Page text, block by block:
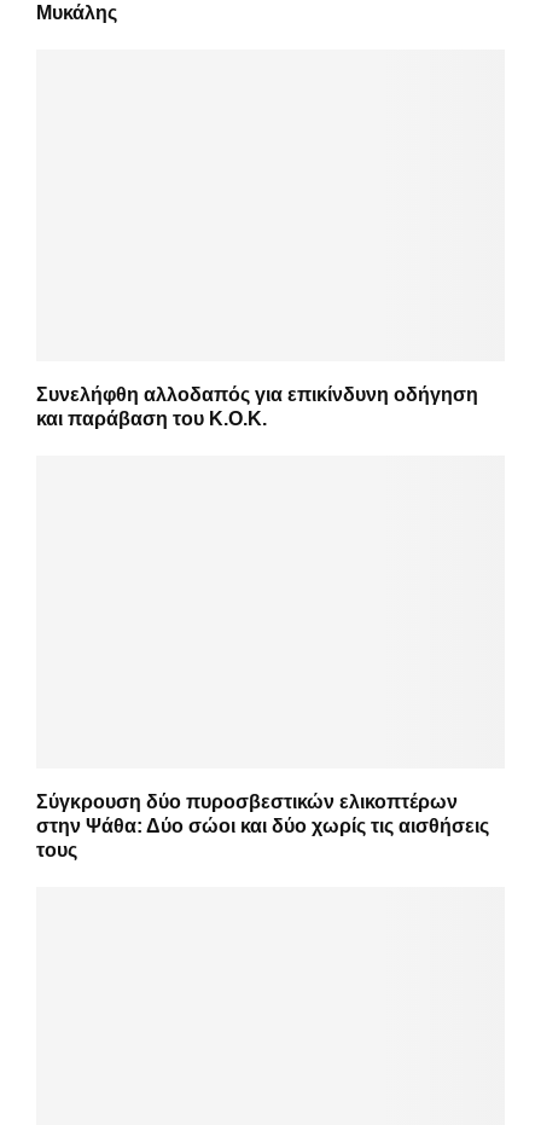
Μυκάλης
Συνελήφθη αλλοδαπός για επικίνδυνη οδήγηση
και παράβαση του Κ.Ο.Κ.
Σύγκρουση δύο πυροσβεστικών ελικοπτέρων
στην Ψάθα: Δύο σώοι και δύο χωρίς τις αισθήσεις
τους